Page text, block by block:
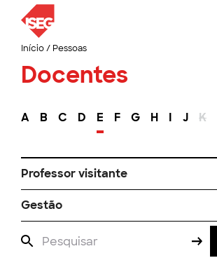
Início/ Pessoas
Docentes
A B C D E F G H I J K
Professor visitante
Gestão